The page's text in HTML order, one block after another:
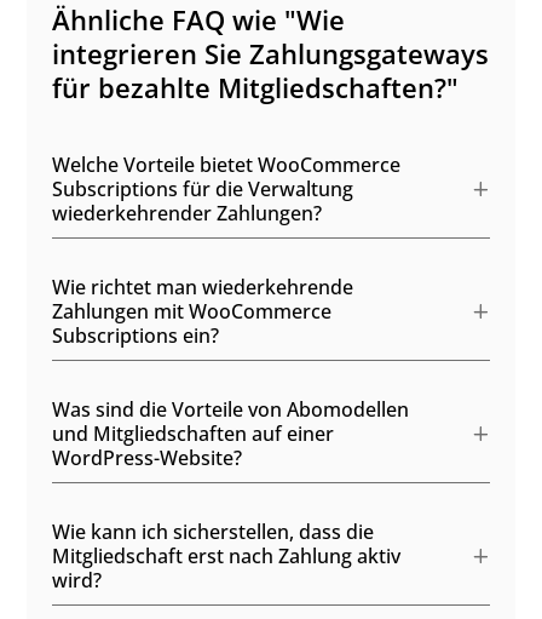
Ähnliche FAQ wie "Wie
integrieren Sie Zahlungsgateways
für bezahlte Mitgliedschaften?"
Welche Vorteile bietet WooCommerce
Subscriptions für die Verwaltung
wiederkehrender Zahlungen?
Wie richtet man wiederkehrende
Zahlungen mit WooCommerce
Subscriptions ein?
Was sind die Vorteile von Abomodellen
und Mitgliedschaften auf einer
WordPress-Website?
Wie kann ich sicherstellen, dass die
Mitgliedschaft erst nach Zahlung aktiv
wird?